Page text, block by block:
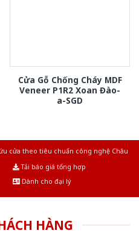
Cửa Gỗ Chống Cháy MDF
Veneer P1R2 Xoan Đào-
a-SGD
cửa theo tiêu chuẩn công nghệ Châu
Tải báo giá tổng hợp
Dành cho đại lý
HÀNG